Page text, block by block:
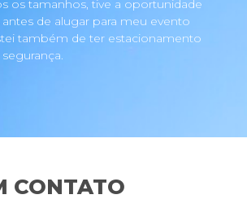
os tamanhos, tive a oportunidade
de alugar para meu evento
também de ter estacionamento
CONTATO